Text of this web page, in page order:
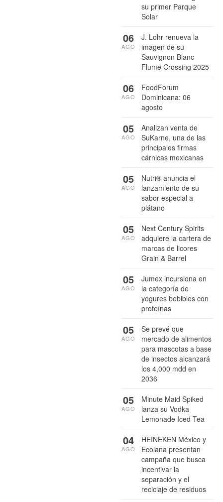
su primer Parque
Solar
J. Lohr renueva la
imagen de su
Sauvignon Blanc
Flume Crossing 2025
06
AGO
FoodForum
Dominicana: 06
agosto
06
AGO
Analizan venta de
SuKarne, una de las
principales firmas
cárnicas mexicanas
05
AGO
Nutri® anuncia el
lanzamiento de su
sabor especial a
plátano
05
AGO
Next Century Spirits
adquiere la cartera de
marcas de licores
Grain & Barrel
05
AGO
Jumex incursiona en
la categoría de
yogures bebibles con
proteínas
05
AGO
Se prevé que
mercado de alimentos
para mascotas a base
de insectos alcanzará
los 4,000 mdd en
2036
05
AGO
Minute Maid Spiked
lanza su Vodka
Lemonade Iced Tea
05
AGO
HEINEKEN México y
Ecolana presentan
campaña que busca
incentivar la
separación y el
reciclaje de residuos
04
AGO